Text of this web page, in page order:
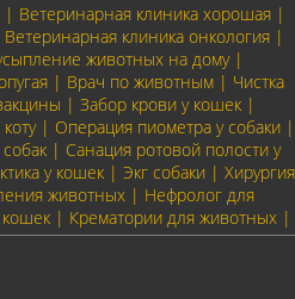
| Ветеринарная клиника хорошая |
клиника онкология |
животных на дому |
| Врач по животным | Чистка
| Забор крови у кошек |
| Операция пиометра у собаки |
| Санация ротовой полости у
у кошек | Экг собаки | Хирургия
животных | Нефролог для
| Крематории для животных |